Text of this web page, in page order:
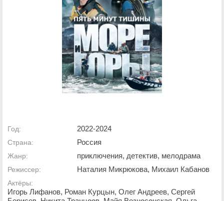
Год: 2022-2024
Страна: Россия
Жанр: приключения, детектив, мелодрама
Режиссер: Наталия Микрюкова, Михаил Кабанов
Актёры:
Игорь Лифанов, Роман Курцын, Олег Андреев, Сергей